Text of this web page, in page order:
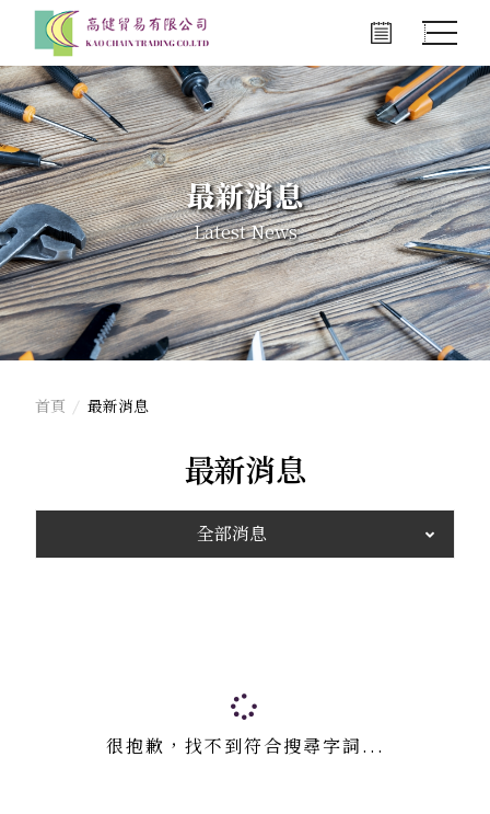
最新消息
Latest News
首頁 最新消息
最新消息
全部消息
很抱歉，找不到符合搜尋字詞...